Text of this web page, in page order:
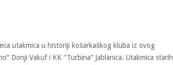
utakmica u historiji košarkaškog kluba iz ovog
Donji Vakuf i KK “Turbina” Jablanica. Utakmica starih